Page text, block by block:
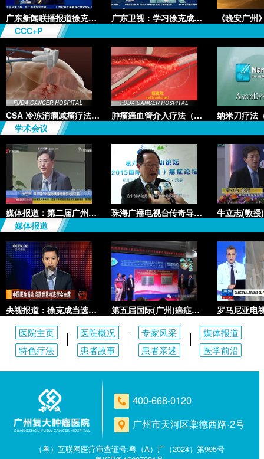
广东新闻联播报道徐克成：“智慧
广东卫视：学习徐克成先进事迹座
CCC+P
CSA 冷冻消瘤减瘤疗法（Cryosurg
肿瘤癌血管介入疗法（Cancer Vas
学术会议
媒体报道：第二届广州国际胰腺癌
珠海广播电视台传奇导视频道介绍
媒体报道
央视报道：徐克成当选世界冷冻学 第五届国际(广州)癌症治疗论坛在
医院主页 医院概况 专家风采
媒体报道
特色疗法
患者故事 患者亲述 医学前沿
400-668-0120
广州市天河区棠德西路·2号
（粤）互联网医疗审查证号:粤（A）广（2024）第995号